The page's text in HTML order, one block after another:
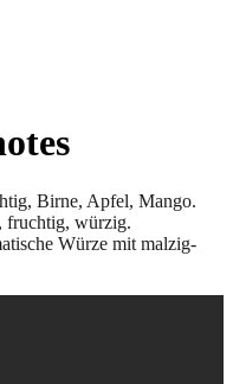
Birne, Apfel, Mango.
fruchtig, würzig.
Würze mit malzig-